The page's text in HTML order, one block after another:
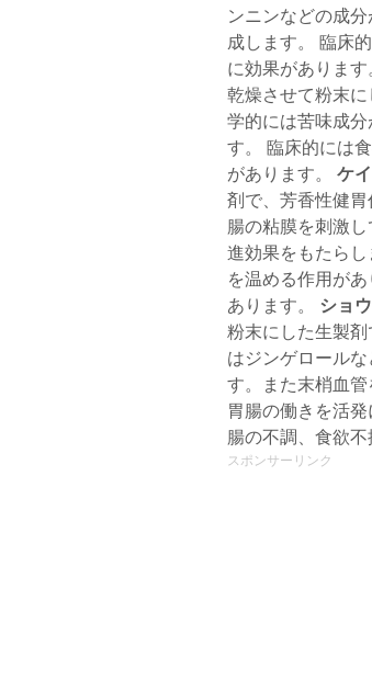
ンニンなどの成
成します。 臨床
に効果があります
乾燥させて粉末
学的には苦味成
す。 臨床的には
があります。 ケ
剤で、芳香性健
腸の粘膜を刺激
進効果をもたら
を温める作用が
あります。
ショ
粉末にした生製
はジンゲロール
す。また末梢血
胃腸の働きを活
腸の不調、食欲不
スポンサーリンク